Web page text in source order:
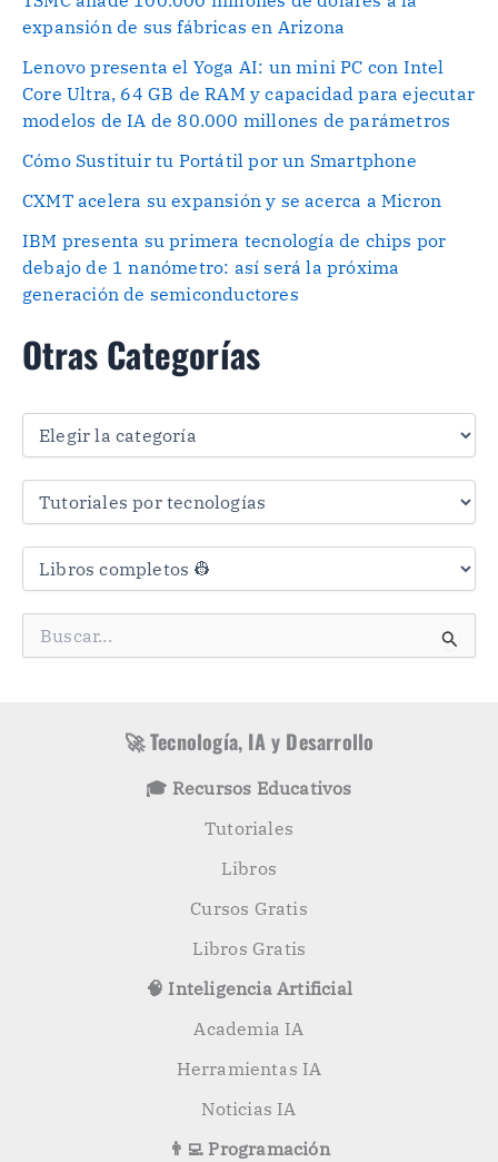
expansión de sus fábricas en Arizona
Lenovo presenta el Yoga AI: un mini PC con Intel
Core Ultra, 64 GB de RAM y capacidad para ejecutar
modelos de IA de 80.000 millones de parámetros
Cómo Sustituir tu Portátil por un Smartphone
CXMT acelera su expansión y se acerca a Micron
IBM presenta su primera tecnología de chips por
debajo de 1 nanómetro: así será la próxima
generación de semiconductores
Otras Categorías
O
a
a
🚀 Tecnología, IA y Desarrollo
🎓 Recursos Educativos
Tutoriales
Libros
Cursos Gratis
Libros Gratis
🧠 Inteligencia Artificial
Academia IA
Herramientas IA
Noticias IA
👨‍💻 Programación